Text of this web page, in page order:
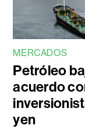
MERCADOS
Petróleo
acuerdo
yen